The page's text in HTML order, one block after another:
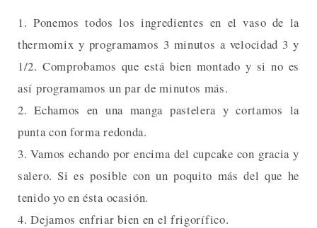
1. Ponemos todos los ingredientes en el vaso de la
thermomix y programamos 3 minutos a velocidad 3 y
1/2. Comprobamos que está bien montado y si no es
así programamos un par de minutos más.
2. Echamos en una manga pastelera y cortamos la
punta con forma redonda.
3. Vamos echando por encima del cupcake con gracia y
salero. Si es posible con un poquito más del que he
tenido yo en ésta ocasión.
4. Dejamos enfriar bien en el frigorífico.